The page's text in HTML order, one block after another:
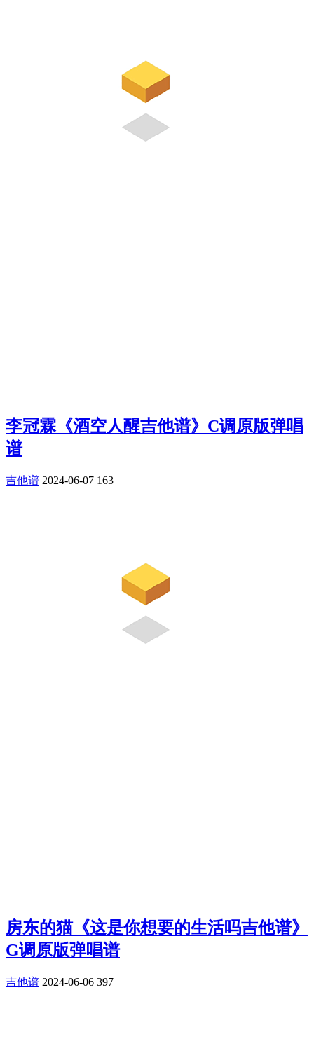
李冠霖《酒空人醒吉他谱》C调原版弹唱
谱
吉他谱 2024-06-07 163
房东的猫《这是你想要的生活吗吉他谱》
G调原版弹唱谱
吉他谱 2024-06-06 397